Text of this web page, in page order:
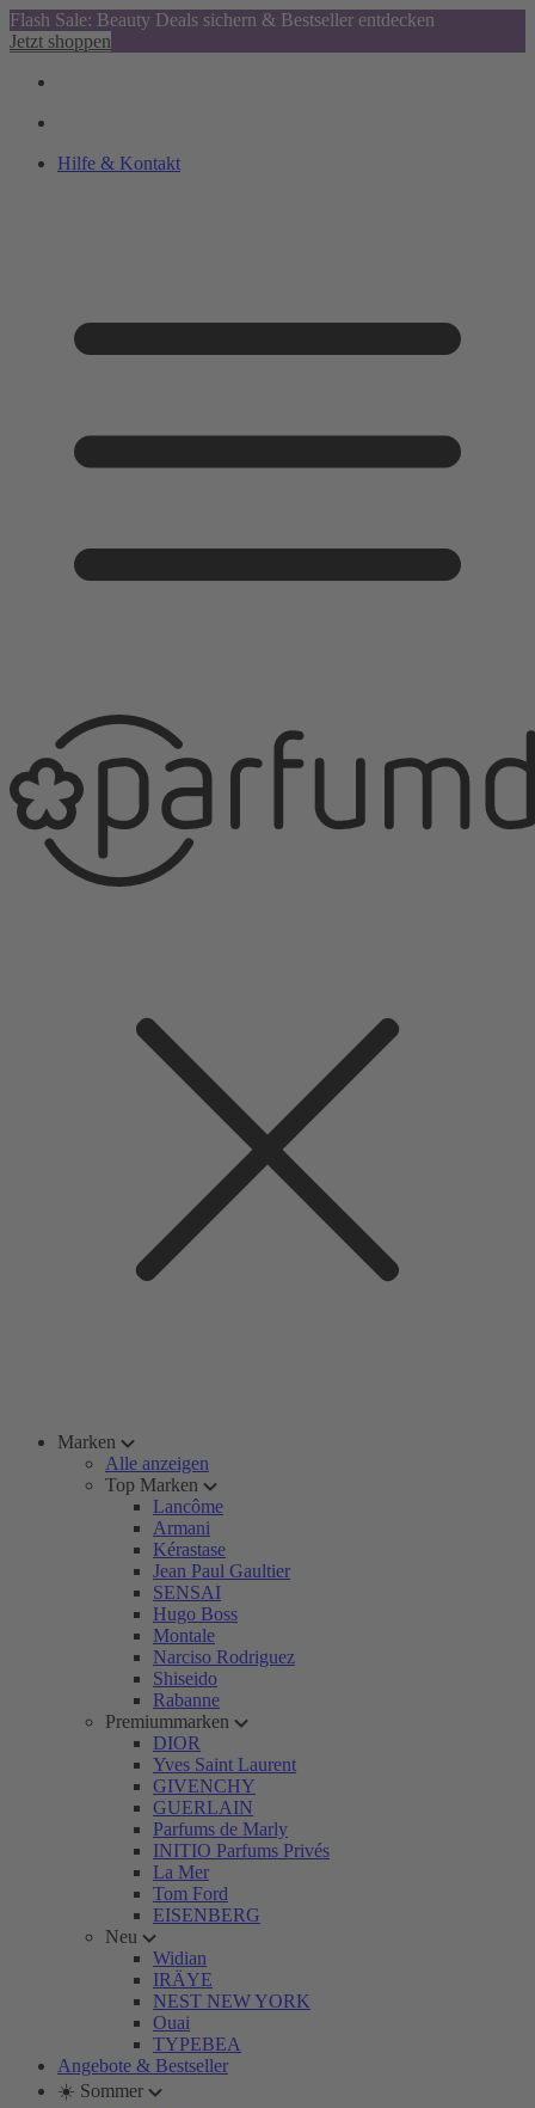
Flash Sale: Beauty Deals sichern & Bestseller entdecken
Jetzt shoppen
Hilfe & Kontakt
Marken
Alle anzeigen
Top Marken
Lancôme
Armani
Kérastase
Jean Paul Gaultier
SENSAI
Hugo Boss
Montale
Narciso Rodriguez
Shiseido
Rabanne
Premiummarken
DIOR
Yves Saint Laurent
GIVENCHY
GUERLAIN
Parfums de Marly
INITIO Parfums Privés
La Mer
Tom Ford
EISENBERG
Neu
Widian
IRÄYE
NEST NEW YORK
Ouai
TYPEBEA
Angebote & Bestseller
☀️ Sommer